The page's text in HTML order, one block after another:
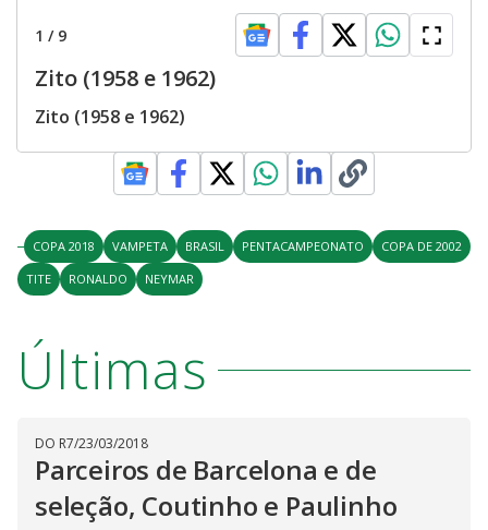
1 / 9
Zito (1958 e 1962)
Zito (1958 e 1962)
COPA 2018 VAMPETA BRASIL PENTACAMPEONATO
COPA DE 2002
TITE
RONALDO NEYMAR
Últimas
DO R7/23/03/2018
Parceiros de Barcelona e de
seleção, Coutinho e Paulinho